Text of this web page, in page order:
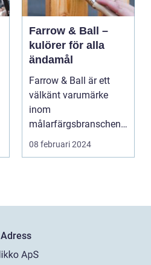
Farrow & Ball –
kulörer för alla
ändamål
Farrow & Ball är ett
välkänt varumärke
inom
målarfärgsbranschen
s...
08 februari 2024
Adress